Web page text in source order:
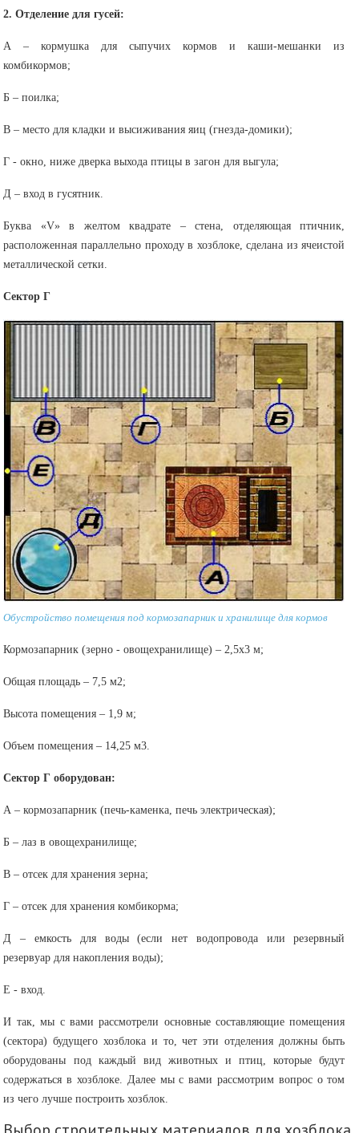
2. Отделение для гусей:
А – кормушка для сыпучих кормов и каши-мешанки из
комбикормов;
Б – поилка;
В – место для кладки и высиживания яиц (гнезда-домики);
Г - окно, ниже дверка выхода птицы в загон для выгула;
Д – вход в гусятник.
Буква «V» в желтом квадрате – стена, отделяющая птичник,
расположенная параллельно проходу в хозблоке, сделана из ячеистой
металлической сетки.
Сектор Г
Обустройство помещения под кормозапарник и хранилище для кормов
Кормозапарник (зерно - овощехранилище) – 2,5х3 м;
Общая площадь – 7,5 м2;
Высота помещения – 1,9 м;
Объем помещения – 14,25 м3.
Сектор Г оборудован:
А – кормозапарник (печь-каменка, печь электрическая);
Б – лаз в овощехранилище;
В – отсек для хранения зерна;
Г – отсек для хранения комбикорма;
Д – емкость для воды (если нет водопровода или резервный
резервуар для накопления воды);
Е - вход.
И так, мы с вами рассмотрели основные составляющие помещения
(сектора) будущего хозблока и то, чет эти отделения должны быть
оборудованы под каждый вид животных и птиц, которые будут
содержаться в хозблоке. Далее мы с вами рассмотрим вопрос о том
из чего лучше построить хозблок.